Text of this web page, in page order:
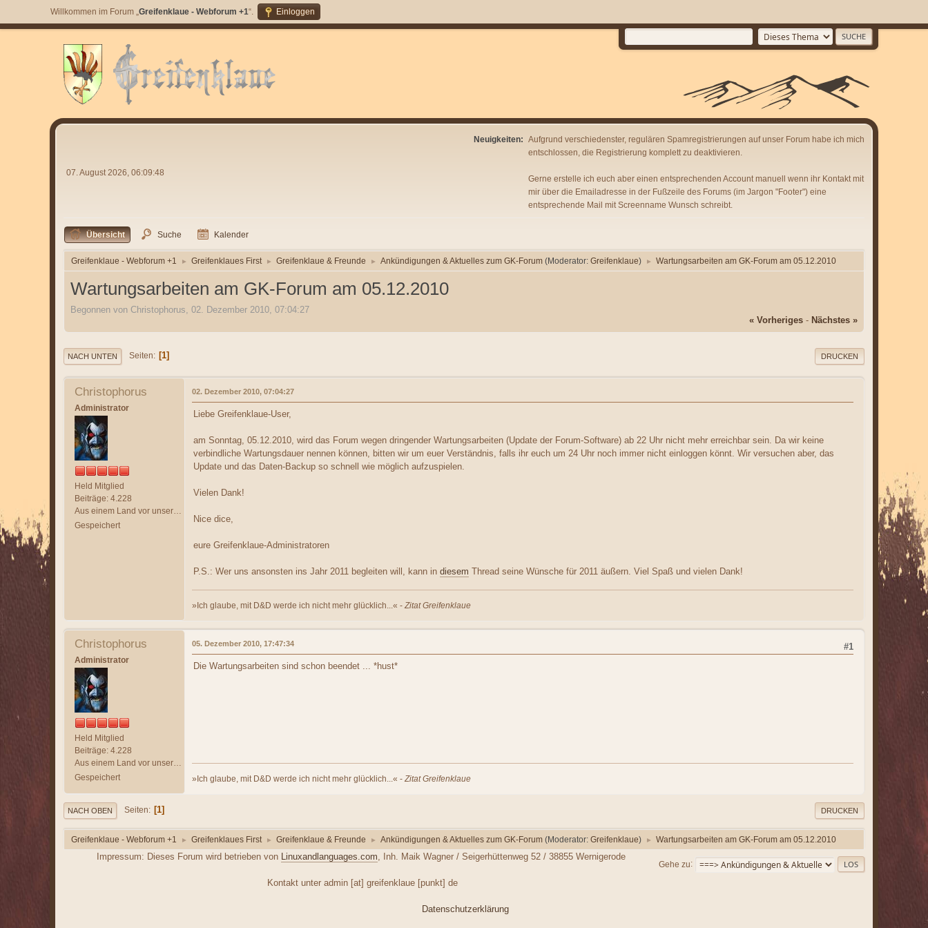
Willkommen im Forum „Greifenklaue - Webforum +1“. Einloggen
07. August 2026, 06:09:48
Neuigkeiten: Aufgrund verschiedenster, regulären Spamregistrierungen auf unser Forum habe ich mich
entschlossen, die Registrierung komplett zu deaktivieren.
Gerne erstelle ich euch aber einen entsprechenden Account manuell wenn ihr Kontakt mit
mir über die Emailadresse in der Fußzeile des Forums (im Jargon "Footer") eine
entsprechende Mail mit Screenname Wunsch schreibt.
Übersicht Suche Kalender
Greifenklaue - Webforum +1 ► Greifenklaues First ► Greifenklaue & Freunde ► Ankündigungen & Aktuelles zum GK-Forum (Moderator: Greifenklaue) ► Wartungsarbeiten am GK-Forum am 05.12.2010
Wartungsarbeiten am GK-Forum am 05.12.2010
Begonnen von Christophorus, 02. Dezember 2010, 07:04:27
« Vorheriges - Nächstes »
DRUCKEN
NACH UNTEN Seiten 1
Christophorus
Administrator
Held Mitglied
Beiträge: 4.228
Gespeichert
02. Dezember 2010, 07:04:27
Liebe Greifenklaue-User,
am Sonntag, 05.12.2010, wird das Forum wegen dringender Wartungsarbeiten (Update der Forum-Software) ab 22 Uhr nicht mehr erreichbar sein. Da wir keine
verbindliche Wartungsdauer nennen können, bitten wir um euer Verständnis, falls ihr euch um 24 Uhr noch immer nicht einloggen könnt. Wir versuchen aber, das
Update und das Daten-Backup so schnell wie möglich aufzuspielen.
Vielen Dank!
Nice dice,
eure Greifenklaue-Administratoren
P.S.: Wer uns ansonsten ins Jahr 2011 begleiten will, kann in diesem Thread seine Wünsche für 2011 äußern. Viel Spaß und vielen Dank!
»Ich glaube, mit D&D werde ich nicht mehr glücklich...« - Zitat Greifenklaue
Christophorus
Administrator
Held Mitglied
Beiträge: 4.228
Gespeichert
#1
05. Dezember 2010, 17:47:34
Die Wartungsarbeiten sind schon beendet ... *hust*
»Ich glaube, mit D&D werde ich nicht mehr glücklich...« - Zitat Greifenklaue
DRUCKEN
NACH OBEN Seiten 1
Greifenklaue - Webforum +1 ► Greifenklaues First ► Greifenklaue & Freunde ► Ankündigungen & Aktuelles zum GK-Forum (Moderator: Greifenklaue) ► Wartungsarbeiten am GK-Forum am 05.12.2010
Gehe zu
Impressum: Dieses Forum wird betrieben von Linuxandlanguages.com , Inh. Maik Wagner / Seigerhüttenweg 52 / 38855 Wernigerode
Kontakt unter admin [at] greifenklaue [punkt] de
Datenschutzerklärung